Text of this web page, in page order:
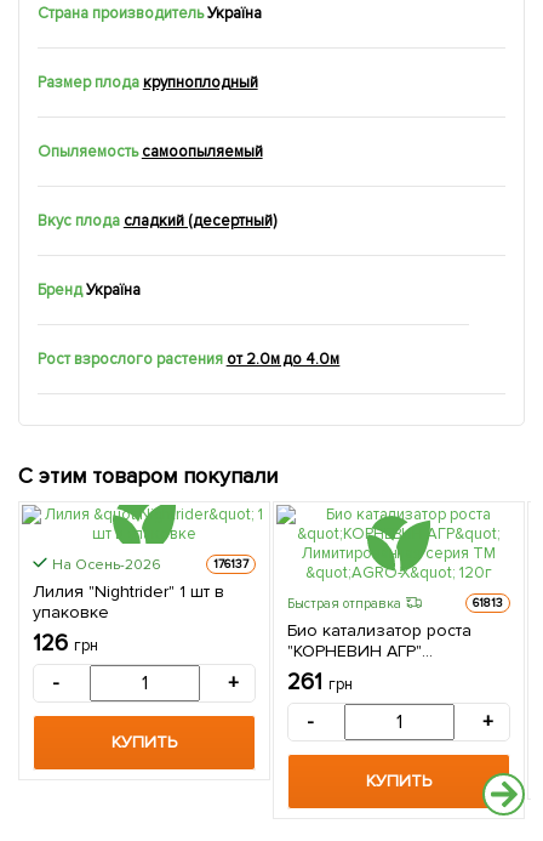
Страна производитель Україна
Размер плодакрупноплодный
Опыляемость самоопыляемый
Вкус плода сладкий (десертный)
БрендУкраїна
Рост взрослого растения от 2.0м до 4.0м
С этим товаром покупали
На Осень-2026 176137
Лилия "Nightrider" 1 шт в
упаковке
126 грн
- +
КУПИТЬ
Быстрая отправка 61813
Био катализатор роста
"КОРНЕВИН АГР"
Лимитированная серия ТМ
"AGRO-X" 120г
261 грн
- +
КУПИТЬ